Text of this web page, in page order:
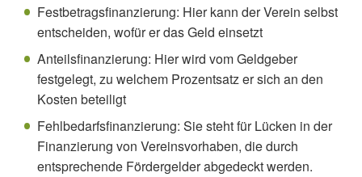
Festbetragsfinanzierung: Hier kann der Verein selbst
entscheiden, wofür er das Geld einsetzt
Anteilsfinanzierung: Hier wird vom Geldgeber
festgelegt, zu welchem Prozentsatz er sich an den
Kosten beteiligt
Fehlbedarfsfinanzierung: Sie steht für Lücken in der
Finanzierung von Vereinsvorhaben, die durch
entsprechende Fördergelder abgedeckt werden.